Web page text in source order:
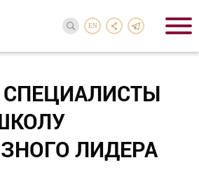
EN
ЛИДЕРА